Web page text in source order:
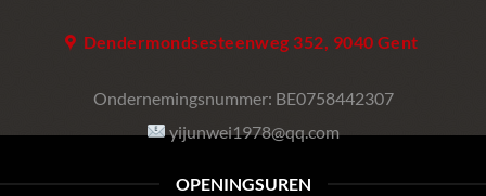
Dendermondsesteenweg 352, 9040 Gent
Ondernemingsnummer: BE0758442307
yijunwei1978@qq.com
OPENINGSUREN